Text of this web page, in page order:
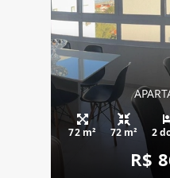
72 m² 72 m² 2
R$